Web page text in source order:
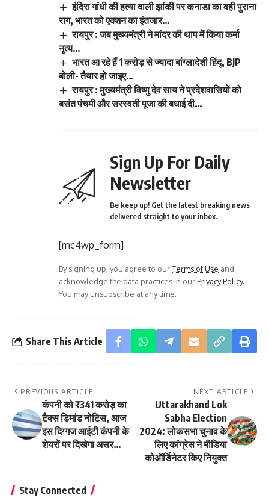
इंदिरा गांधी की हत्या वाली झांकी पर कनाडा का वही पुराना
राग, भारत को एक्शन का इंतजार…
रायपुर : जब मुख्यमंत्री ने मांदर की थाप में किया कर्मा
नृत्य…
भारत आ रहे हैं 1 करोड़ से ज्यादा बांग्लादेशी हिंदू, BJP
बोली- तैयार हो जाइए…
रायपुर : मुख्यमंत्री विष्णु देव साय ने प्रदेशवासियों को
बसंत पंचमी और सरस्वती पूजा की बधाई दी…
Sign Up For Daily
Newsletter
Be keep up! Get the latest breaking news
delivered straight to your inbox.
[mc4wp_form]
By signing up, you agree to ourTerms of Use and
acknowledge the data practices in ourPrivacy Policy.
You may unsubscribe at any time.
Share This Article
PREVIOUS ARTICLE
कंपनी को ₹341 करोड़ का
टैक्स डिमांड नोटिस, आज
इस दिग्गज आईटी कंपनी के
शेयरों पर दिखेगा असर…
NEXT ARTICLE
Uttarakhand Lok
Sabha Election
2024: लोकसभा चुनाव के
लिए कांग्रेस ने मीडिया
कोऑर्डिनेटर किए नियुक्त
Stay Connected